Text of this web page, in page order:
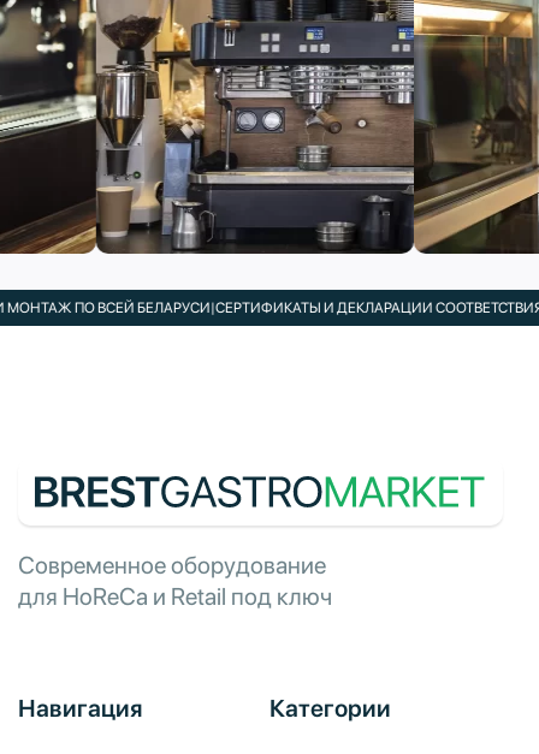
ПО ВСЕЙ БЕЛАРУСИ|СЕРТИФИКАТЫ И ДЕКЛАРАЦИИ СООТВЕТСТВИЯ В
Современное оборудование
для HoReCa и Retail под ключ
Навигация Категории